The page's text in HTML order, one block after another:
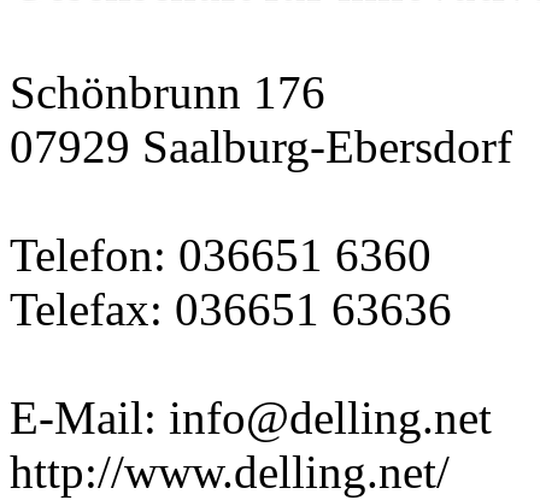
Schönbrunn 176
07929 Saalburg-Ebersdorf
Telefon: 036651 6360
Telefax: 036651 63636
E-Mail: info@delling.net
http://www.delling.net/